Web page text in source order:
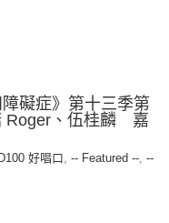
礙症》第十三季第
Roger、伍桂麟 嘉
好唱口, -- Featured --, --